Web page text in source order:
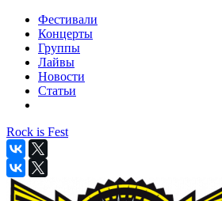
Фестивали
Концерты
Группы
Лайвы
Новости
Статьи
Rock is Fest